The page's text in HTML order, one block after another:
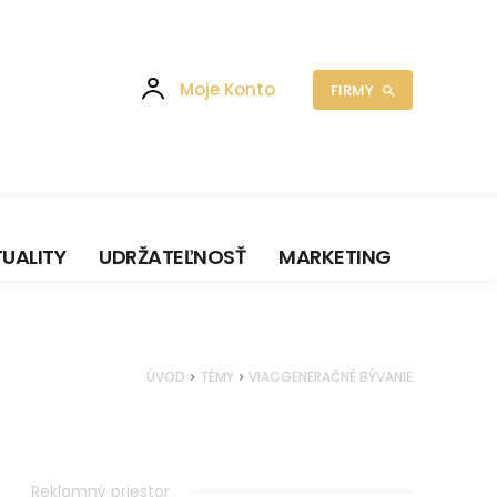
Moje Konto FIRMY
UDRŽATEĽNOSŤ MARKETING
ÚVOD TÉMY VIACGENERAČNÉ BÝVANIE
Reklamný priestor